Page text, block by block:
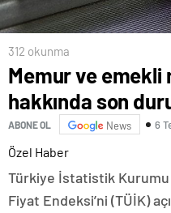
312 okunma
Memur ve emekli
hakkında son
ABONE OL News 6
Özel Haber
Türkiye İstatistik Kurumu
Fiyat Endeksi’ni (TÜİK)